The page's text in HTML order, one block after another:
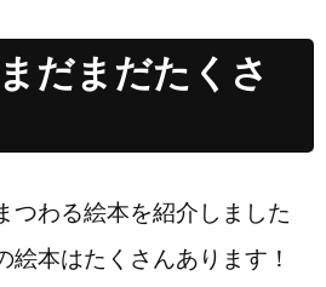
だまだたくさ
つわる絵本を紹介しました
絵本はたくさんあります！